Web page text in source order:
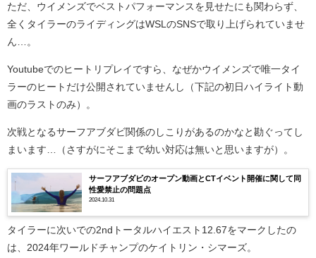
ただ、ウイメンズでベストパフォーマンスを見せたにも関わらず、
全くタイラーのライディングはWSLのSNSで取り上げられていませ
ん…。
Youtubeでのヒートリプレイですら、なぜかウイメンズで唯一タイ
ラーのヒートだけ公開されていませんし（下記の初日ハイライト動
画のラストのみ）。
次戦となるサーフアブダビ関係のしこりがあるのかなと勘ぐってし
まいます…（さすがにそこまで幼い対応は無いと思いますが）。
サーフアブダビのオープン動画とCTイベント開催に関して同
性愛禁止の問題点
2024.10.31
タイラーに次いでの2ndトータルハイエスト12.67をマークしたの
は、2024年ワールドチャンプのケイトリン・シマーズ。